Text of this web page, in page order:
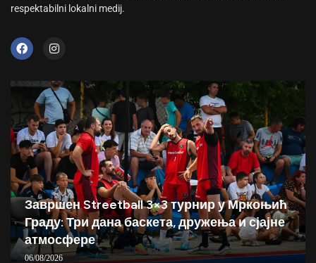
respektabilni lokalni medij.
Завршен Streetball 3×3 турнир у Мркоњић
Граду: Три дана баскета, дружења и сјајне
атмосфере
06/08/2026